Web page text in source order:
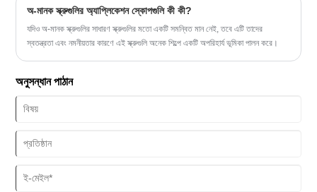
অ-মানক স্ক্রুগুলির অ্যাপ্লিকেশন স্কোপগুলি কী কী?
যদিও অ-মানক স্ক্রুগুলির সাধারণ স্ক্রুগুলির মতো একটি সমন্বিত মান নেই, তবে এটি তাদের
স্বতন্ত্রতা এবং নমনীয়তার কারণে এই স্ক্রুগুলি অনেক শিল্পে একটি অপরিহার্য ভূমিকা পালন করে।
অনুসন্ধান পাঠান